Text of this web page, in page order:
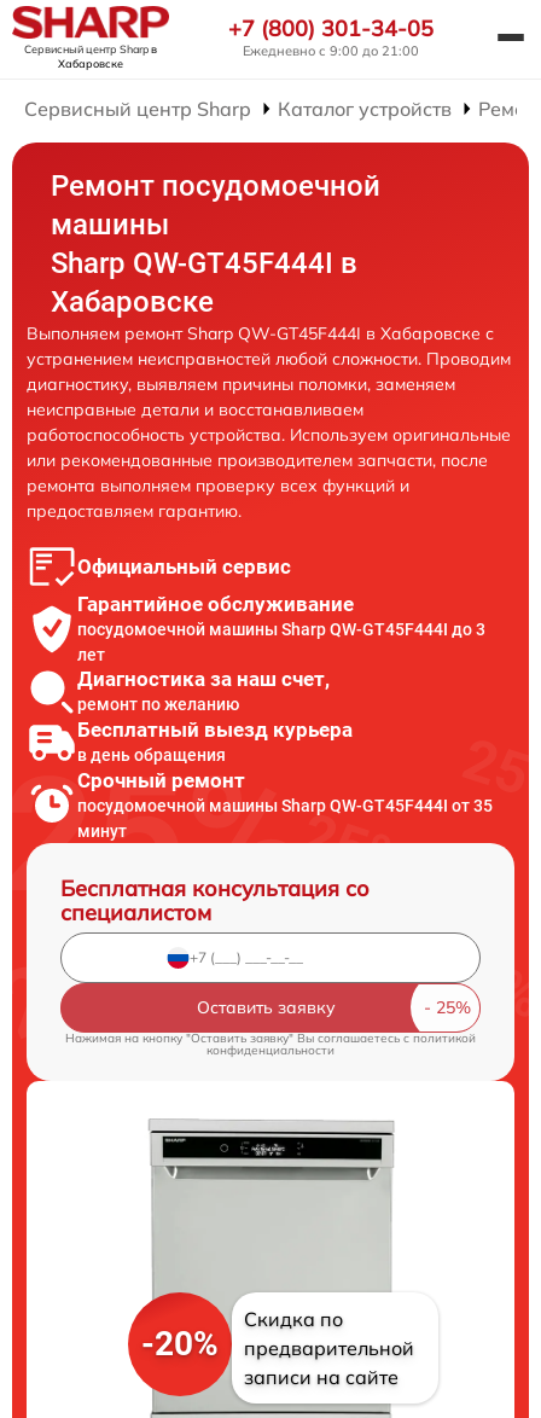
Сервисный центр Sharpв
Хабаровске
+7 (800) 301-34-05
Ежедневно с 9:00 до 21:00
Сервисный центр Sharp Каталог устройств
Ремонт посудомоечной
машины
Sharp QW-GT45F444I в
Хабаровске
Выполняем ремонт Sharp QW-GT45F444I в Хабаровске с
устранением неисправностей любой сложности. Проводим
диагностику, выявляем причины поломки, заменяем
неисправные детали и восстанавливаем
работоспособность устройства. Используем оригинальные
или рекомендованные производителем запчасти, после
ремонта выполняем проверку всех функций и
предоставляем гарантию.
Официальный сервис
Гарантийное обслуживание
посудомоечной машины Sharp QW-GT45F444I до 3
лет
Диагностика за наш счет,
ремонт по желанию
Бесплатный выезд курьера
в день обращения
Срочный ремонт
посудомоечной машины Sharp QW-GT45F444I от 35
минут
Бесплатная консультация со
специалистом
Оставить заявку
Нажимая на кнопку "Оставить заявку" Вы соглашаетесь cполитикой
конфиденциальности
-20%
Скидка по
предварительной
записи на сайте